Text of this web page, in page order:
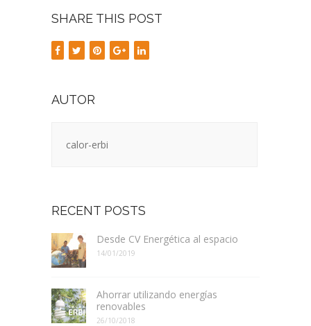
SHARE THIS POST
AUTOR
calor-erbi
RECENT POSTS
Desde CV Energética al espacio
14/01/2019
Ahorrar utilizando energías
renovables
26/10/2018